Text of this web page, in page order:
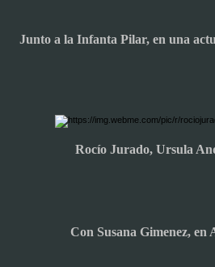
Junto a la Infanta Pilar, en una
Rocío Jurado, Ursula
Con Susana Gimenez, en